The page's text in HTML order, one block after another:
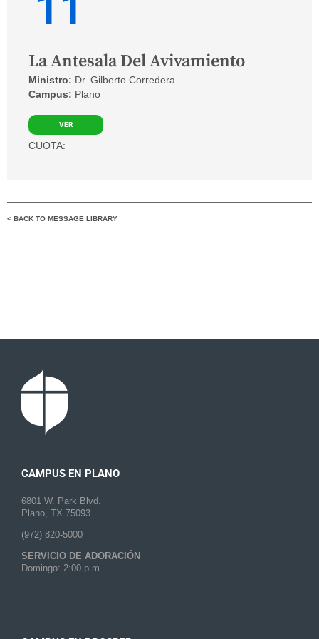
La Antesala Del Avivamiento
Ministro: Dr. Gilberto Corredera
Campus: Plano
VER
CUOTA:
< BACK TO MESSAGE LIBRARY
CAMPUS EN PLANO
6801 W. Park Blvd.
Plano, TX 75093
(972) 820-5000
SERVICIO DE ADORACIÓN
Domingo: 2:00 p.m.